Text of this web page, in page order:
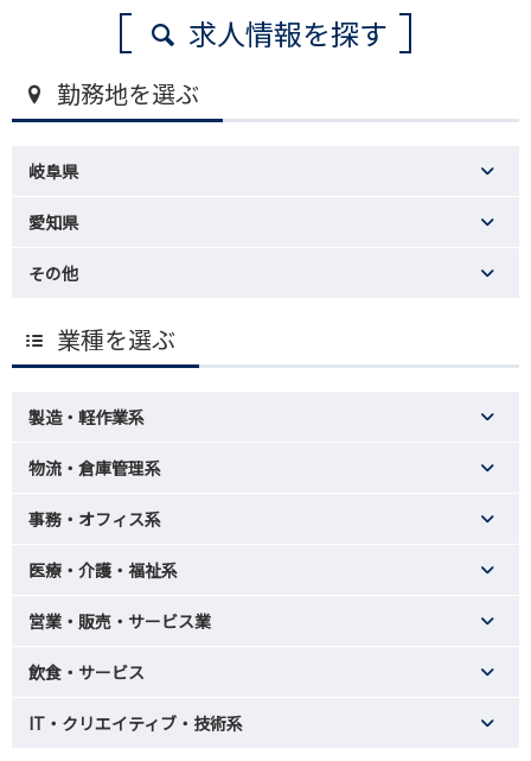
求人情報を探す
勤務地を選ぶ
岐阜県
愛知県
その他
業種を選ぶ
製造・軽作業系
物流・倉庫管理系
事務・オフィス系
医療・介護・福祉系
営業・販売・サービス業
飲食・サービス
IT・クリエイティブ・技術系